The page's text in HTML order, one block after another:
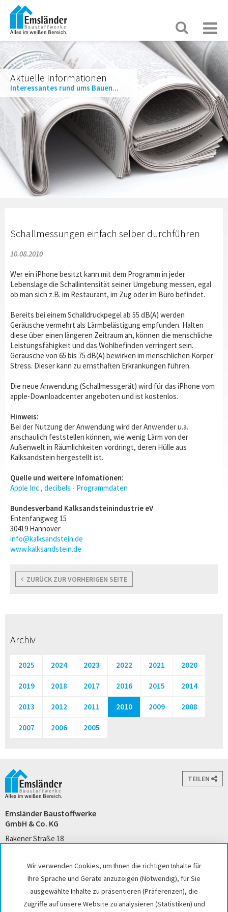
Wir verwenden Cookies, um Ihnen die richtigen Inhalte für
Ihre Sprache und Geräte anzuzeigen (Notwendig), für Sie
ausgewählte Inhalte zu präsentieren (Präferenzen), die
Zugriffe auf unsere Website zu analysieren (Statistiken) und
Aktuelle Informationen
Interessantes rund ums Bauen...
Schallmessungen einfach selber durchführen
10.08.2010
Wer ein iPhone besitzt kann mit dem Programm in jeder
Lebenslage die Schallintensität seiner Umgebung messen, egal
ob man sich z.B. im Restaurant, im Zug oder im Büro befindet.
Bereits bei einem Schalldruckpegel ab 55 dB(A) werden
Geräusche vermehrt als Lärmbelästigung empfunden. Halten
diese über einen längeren Zeitraum an, können die menschliche
Leistungsfähigkeit und das Wohlbefinden verringert sein.
Geräusche von 65 bis 75 dB(A) bewirken im menschlichen Körper
Stress. Dieser kann zu ernsthaften Erkrankungen führen.
Die neue Anwendung (Schallmessgerät) wird für das iPhone vom
apple-Downloadcenter angeboten und ist kostenlos.
Hinweis:
Bei der Nutzung der Anwendung wird der Anwender u.a.
anschaulich feststellen können, wie wenig Lärm von der
Außenwelt in Räumlichkeiten vordringt, deren Hülle aus
Kalksandstein hergestellt ist.
Quelle und weitere Infomationen:
Apple Inc., decibels - Programmdaten
Bundesverband Kalksandsteinindustrie eV
Entenfangweg 15
30419 Hannover
info@kalksandstein.de
www.kalksandstein.de
ZURÜCK ZUR VORHERIGEN SEITE
Archiv
2025 2024 2023 2022 2021 2020
2019 2018 2017 2016 2015 2014
2013 2012 2011 2010 2009 2008
2007 2006 2005
TEILEN
Emsländer Baustoffwerke
GmbH & Co. KG
Rakener Straße 18
kontakt@emslaender.de
www.emslaender.de